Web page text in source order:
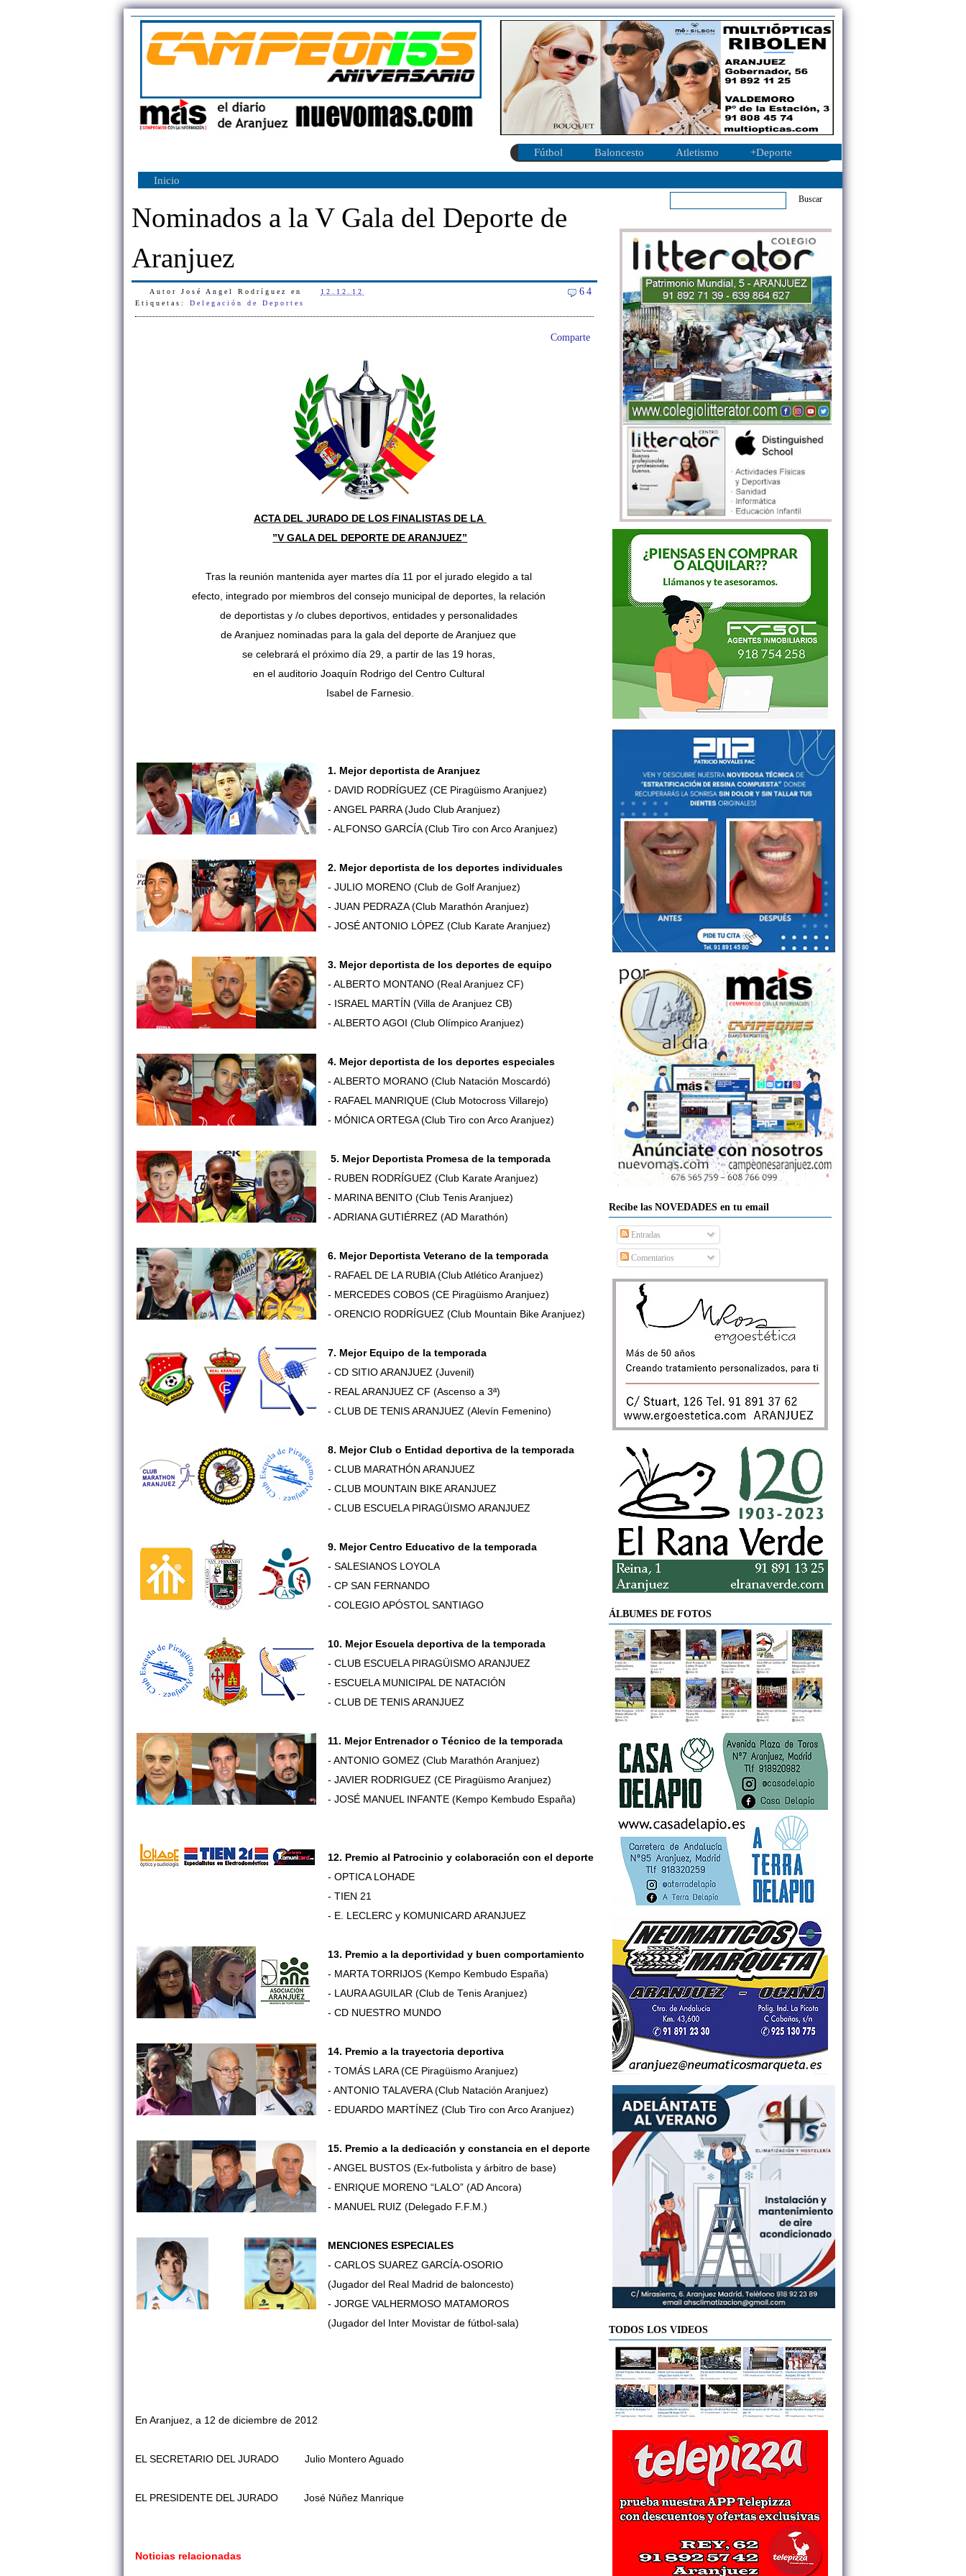
Fútbol Baloncesto Atletismo +Deporte
Inicio
Nominados a la V Gala del Deporte de
Aranjuez
Autor José Angel Rodríguez en 12.12.12 64
Etiquetas: Delegación de Deportes
Comparte
ACTA DEL JURADO DE LOS FINALISTAS DE LA
”V GALA DEL DEPORTE DE ARANJUEZ”
Tras la reunión mantenida ayer martes día 11 por el jurado elegido a tal
efecto, integrado por miembros del consejo municipal de deportes, la relación
de deportistas y /o clubes deportivos, entidades y personalidades
de Aranjuez nominadas para la galadel deporte de Aranjuez que
se celebrará el próximo día 29, a partir de las 19 horas,
en el auditorio Joaquín Rodrigo del Centro Cultural
Isabel de Farnesio.
1. Mejor deportista de Aranjuez
- DAVID RODRÍGUEZ (CE Piragüismo Aranjuez)
- ANGEL PARRA (Judo Club Aranjuez)
- ALFONSO GARCÍA (Club Tiro con Arco Aranjuez)
2. Mejor deportista de los deportes individuales
- JULIO MORENO (Club de Golf Aranjuez)
- JUAN PEDRAZA (Club Marathón Aranjuez)
- JOSÉ ANTONIO LÓPEZ (Club Karate Aranjuez)
3. Mejor deportista de los deportes de equipo
- ALBERTO MONTANO (Real Aranjuez CF)
- ISRAEL MARTÍN (Villa de Aranjuez CB)
- ALBERTO AGOI (Club Olímpico Aranjuez)
4. Mejor deportista de los deportes especiales
- ALBERTO MORANO (Club Natación Moscardó)
- RAFAEL MANRIQUE (Club Motocross Villarejo)
- MÓNICA ORTEGA (Club Tiro con Arco Aranjuez)
5. Mejor Deportista Promesa de la temporada
- RUBEN RODRÍGUEZ (Club Karate Aranjuez)
- MARINA BENITO (Club Tenis Aranjuez)
- ADRIANA GUTIÉRREZ (AD Marathón)
6. Mejor Deportista Veterano de la temporada
- RAFAEL DE LA RUBIA (Club Atlético Aranjuez)
- MERCEDES COBOS (CE Piragüismo Aranjuez)
- ORENCIO RODRÍGUEZ (Club Mountain Bike Aranjuez)
7. Mejor Equipo de la temporada
- CD SITIO ARANJUEZ (Juvenil)
- REAL ARANJUEZ CF (Ascenso a 3ª)
- CLUB DE TENIS ARANJUEZ (Alevín Femenino)
8. Mejor Club o Entidad deportiva de la temporada
- CLUB MARATHÓN ARANJUEZ
- CLUB MOUNTAIN BIKE ARANJUEZ
- CLUB ESCUELA PIRAGÜISMO ARANJUEZ
9. Mejor Centro Educativo de la temporada
- SALESIANOS LOYOLA
- CP SAN FERNANDO
- COLEGIO APÓSTOL SANTIAGO
10. Mejor Escuela deportiva de la temporada
- CLUB ESCUELA PIRAGÜISMO ARANJUEZ
- ESCUELA MUNICIPAL DE NATACIÓN
- CLUB DE TENIS ARANJUEZ
11. Mejor Entrenador o Técnico de la temporada
- ANTONIO GOMEZ (Club Marathón Aranjuez)
- JAVIER RODRIGUEZ (CE Piragüismo Aranjuez)
- JOSÉ MANUEL INFANTE (Kempo Kembudo España)
12. Premio al Patrocinio y colaboración con el deporte
- OPTICA LOHADE
- TIEN 21
- E. LECLERC y KOMUNICARD ARANJUEZ
13. Premio a la deportividad y buen comportamiento
- MARTA TORRIJOS (Kempo Kembudo España)
- LAURA AGUILAR (Club de Tenis Aranjuez)
- CD NUESTRO MUNDO
14. Premio a la trayectoria deportiva
- TOMÁS LARA (CE Piragüismo Aranjuez)
- ANTONIO TALAVERA (Club Natación Aranjuez)
- EDUARDO MARTÍNEZ (Club Tiro con Arco Aranjuez)
15. Premio a la dedicación y constancia en el deporte
- ANGEL BUSTOS (Ex-futbolista y árbitro de base)
- ENRIQUE MORENO “LALO” (AD Ancora)
- MANUEL RUIZ (Delegado F.F.M.)
MENCIONES ESPECIALES
- CARLOS SUAREZ GARCÍA-OSORIO
(Jugador del Real Madrid de baloncesto)
- JORGE VALHERMOSO MATAMOROS
(Jugador del Inter Movistar de fútbol-sala)
En Aranjuez, a 12 de diciembre de 2012
EL SECRETARIO DEL JURADO Julio Montero Aguado
EL PRESIDENTE DEL JURADO José Núñez Manrique
Noticias relacionadas
Recibe las NOVEDADES en tu email
Entradas
Comentarios
ÁLBUMES DE FOTOS
TODOS LOS VIDEOS